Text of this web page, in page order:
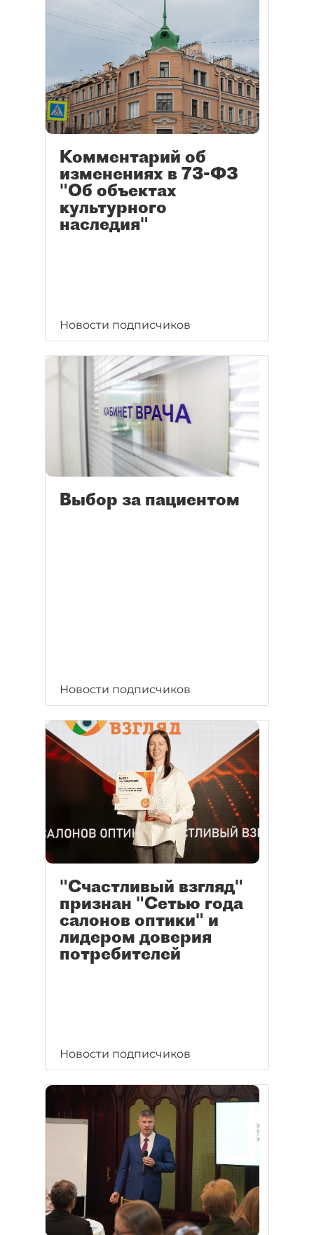
Комментарий об
изменениях в 73-ФЗ
"Об объектах
культурного
наследия"
Новости подписчиков
Выбор за пациентом
Новости подписчиков
"Счастливый взгляд"
признан "Сетью года
салонов оптики" и
лидером доверия
потребителей
Новости подписчиков